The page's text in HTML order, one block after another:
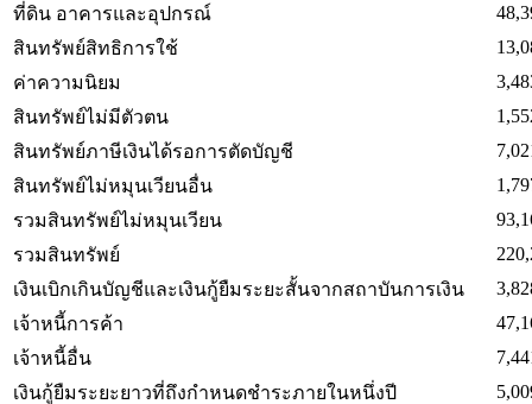
ที่ดิน อาคารและอุปกรณ์
สินทรัพย์สิทธิการใช้
ค่าความนิยม
สินทรัพย์ไม่มีตัวตน
สินทรัพย์ภาษีเงินได้รอการตัดบัญชี
สินทรัพย์ไม่หมุนเวียนอื่น
รวมสินทรัพย์ไม่หมุนเวียน
รวมสินทรัพย์
เงินเบิกเกินบัญชีและเงินกู้ยืมระยะสั้นจากสถาบันการเงิน
เจ้าหนี้การค้า
เจ้าหนี้อื่น
เงินกู้ยืมระยะยาวที่ถึงกำหนดชำระภายในหนึ่งปี